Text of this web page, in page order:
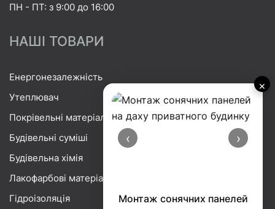
×
‹ ›
Монтаж сонячних панелей
ПН - ПТ: з 9:00 до 16:00
НАШІ ТОВАРИ
Енергонезалежність
Утеплювач
Покрівельні матеріали
Будівельні суміші
Будівельна хімія
Лакофарбові матеріали
Гідроізоляція